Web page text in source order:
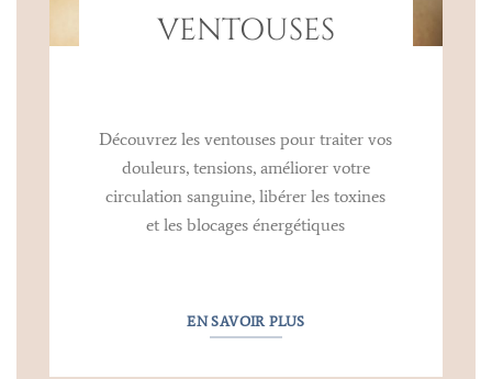
VENTOUSES
Découvrez les ventouses pour traiter vos
douleurs, tensions, améliorer votre
circulation sanguine, libérer les toxines
et les blocages énergétiques
EN SAVOIR PLUS